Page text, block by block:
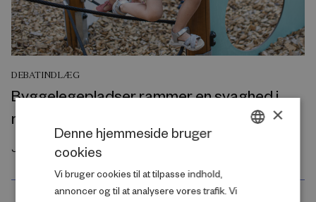
DEBATINDLÆG
Byggelegepladser rammer en svaghed i
moderne børneliv
Juli 2026
×
Denne hjemmeside bruger
cookies
Vi bruger cookies til at tilpasse indhold,
annoncer og til at analysere vores trafik. Vi